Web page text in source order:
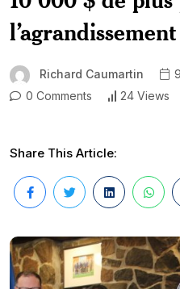
Richard Caumartin
0 Comments
24 Views
Share This Article: